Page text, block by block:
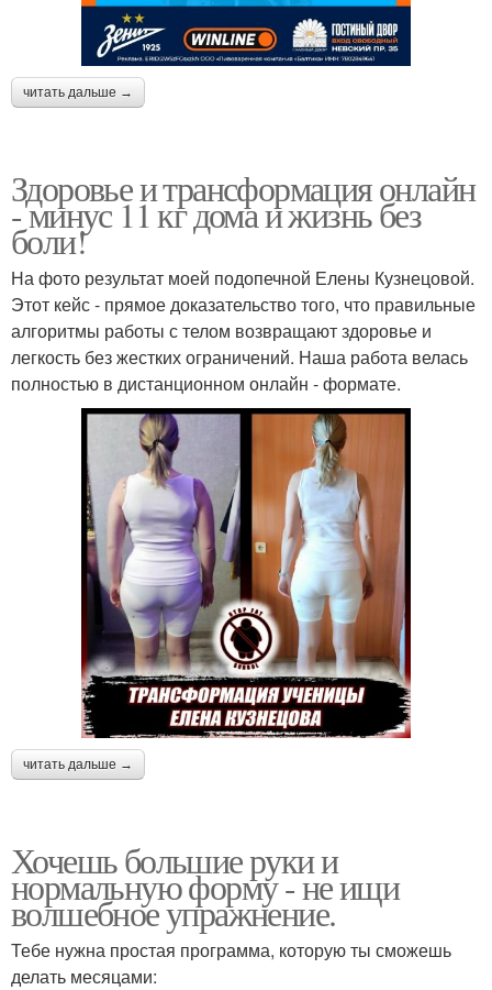
читать дальше →
Здоровье и трансформация онлайн
- минус 11 кг дома и жизнь без
боли!
На фото результат моей подопечной Елены Кузнецовой.
Этот кейс - прямое доказательство того, что правильные
алгоритмы работы с телом возвращают здоровье и
легкость без жестких ограничений. Наша работа велась
полностью в дистанционном онлайн - формате.
читать дальше →
Хочешь большие руки и
нормальную форму - не ищи
волшебное упражнение.
Тебе нужна простая программа, которую ты сможешь
делать месяцами: